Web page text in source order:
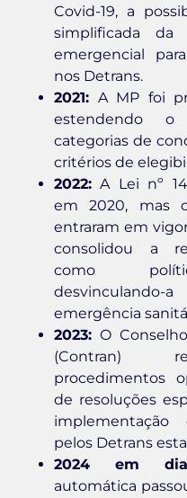
Covid-19, a
simplificada da
emergencial
nos Detrans.
2021: A MP foi
estendendo
categorias de
critérios de
2022: A Lei nº
em 2020, mas
entraram em
consolidou a
como
emergência
2023: O
(Contran)
procedimentos
de resoluções
implementação
pelos Detrans
2024 em
automática